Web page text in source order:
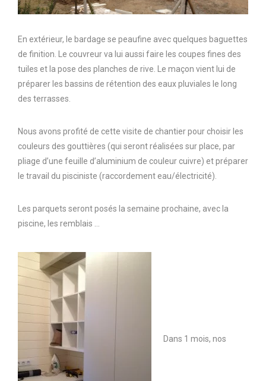
En extérieur, le bardage se peaufine avec quelques baguettes
de finition. Le couvreur va lui aussi faire les coupes fines des
tuiles et la pose des planches de rive. Le maçon vient lui de
préparer les bassins de rétention des eaux pluviales le long
des terrasses.
Nous avons profité de cette visite de chantier pour choisir les
couleurs des gouttières (qui seront réalisées sur place, par
pliage d’une feuille d’aluminium de couleur cuivre) et préparer
le travail du pisciniste (raccordement eau/électricité).
Les parquets seront posés la semaine prochaine, avec la
piscine, les remblais …
Dans 1 mois, nos